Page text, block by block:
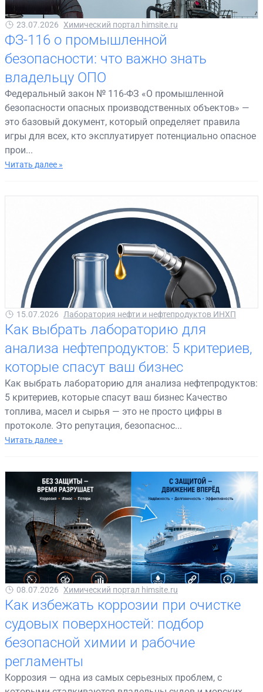
23.07.2026 Химический портал himsite.ru
ФЗ-116 о промышленной
безопасности: что важно знать
владельцу ОПО
Федеральный закон № 116-ФЗ «О промышленной
безопасности опасных производственных объектов» —
это базовый документ, который определяет правила
игры для всех, кто эксплуатирует потенциально опасное
прои...
Читать далее »
15.07.2026 Лаборатория нефти и нефтепродуктов ИНХП
Как выбрать лабораторию для
анализа нефтепродуктов: 5 критериев,
которые спасут ваш бизнес
Как выбрать лабораторию для анализа нефтепродуктов:
5 критериев, которые спасут ваш бизнес Качество
топлива, масел и сырья — это не просто цифры в
протоколе. Это репутация, безопаснос...
Читать далее »
08.07.2026 Химический портал himsite.ru
Как избежать коррозии при очистке
судовых поверхностей: подбор
безопасной химии и рабочие
регламенты
Коррозия — одна из самых серьезных проблем, с